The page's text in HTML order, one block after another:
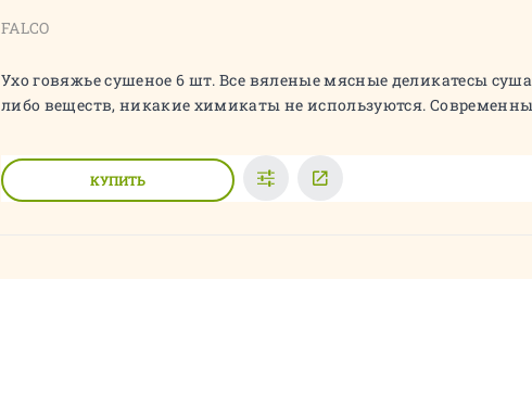
FALCO
Ухо говяжье сушеное 6 шт. Все вяленые мясные деликатесы
либо веществ, никакие химикаты не используются.
КУПИТЬ